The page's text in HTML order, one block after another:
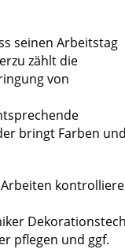
seinen Arbeitstag
zählt die
von
bringt Farben und
pflegen und ggf.
Wofür